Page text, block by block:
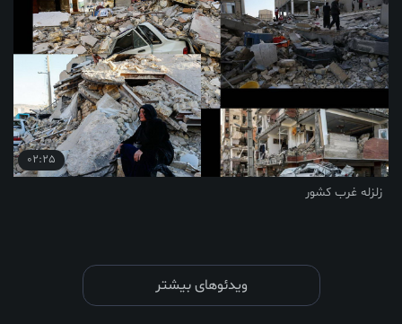
02:25